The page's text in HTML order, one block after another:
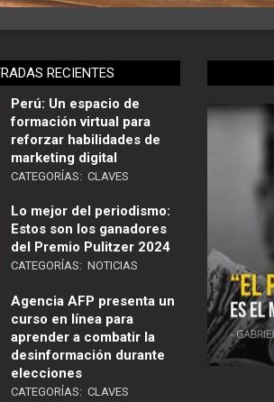
RECIENTES
Perú: Un espacio de
formación virtual para
reforzar habilidades de
marketing digital
CATEGORÍAS: CLAVES
Lo mejor del periodismo:
Estos son los ganadores
del Premio Pulitzer 2024
CATEGORÍAS: NOTICIAS
Agencia AFP presenta un
curso en línea para
aprender a combatir la
desinformación durante
elecciones
CATEGORÍAS: CLAVES